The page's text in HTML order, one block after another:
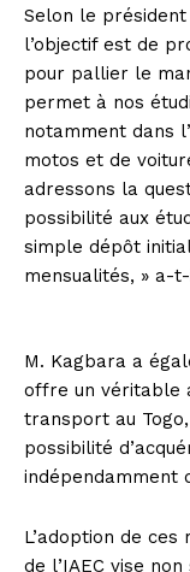
Selon le président
l’objectif est de
pour pallier le
permet à nos
notamment dans
motos et de
adressons la
possibilité aux
simple dépôt
mensualités, » a-
M. Kagbara a
offre un véritable
transport au
possibilité
indépendamment
L’adoption de
de l’IAEC vise